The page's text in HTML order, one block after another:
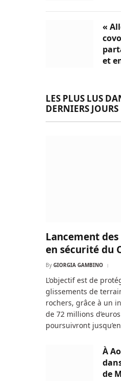
«
et
LES PLUS LUS
DERNIERS JOURS
Lancement
en sécurité du
By GIORGIA GAMBINO
L’objectif est de
glissements de
rochers, grâce à un
de 72 millions
poursuivront
À
de